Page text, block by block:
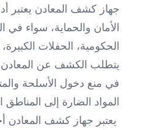
جهاز كشف المعادن يعتبر
الأمان والحماية، سواء في
الحكومية، الحفلات
يتطلب الكشف عن
في منع دخول الأسلحة
المواد الضارة إلى
يعتبر جهاز كشف المعادن